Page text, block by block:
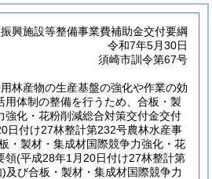
興施設等整備事業費補助金交付要綱
令和7年5月30日
須崎市訓令第67号
林産物の生産基盤の強化や作業の効
用体制の整備を行うため、合板・製
強化・花粉削減総合対策交付金交付
日付け27林整計第232号農林水産事
板・製材・集成材国際競争力強化・花
領(平成28年1月20日付け27林整計第
)及び合板・製材・集成材国際競争力